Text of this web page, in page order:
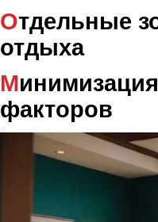
Отдельные зоны для работы и
отдыха
Минимизация отвлекающих
факторов